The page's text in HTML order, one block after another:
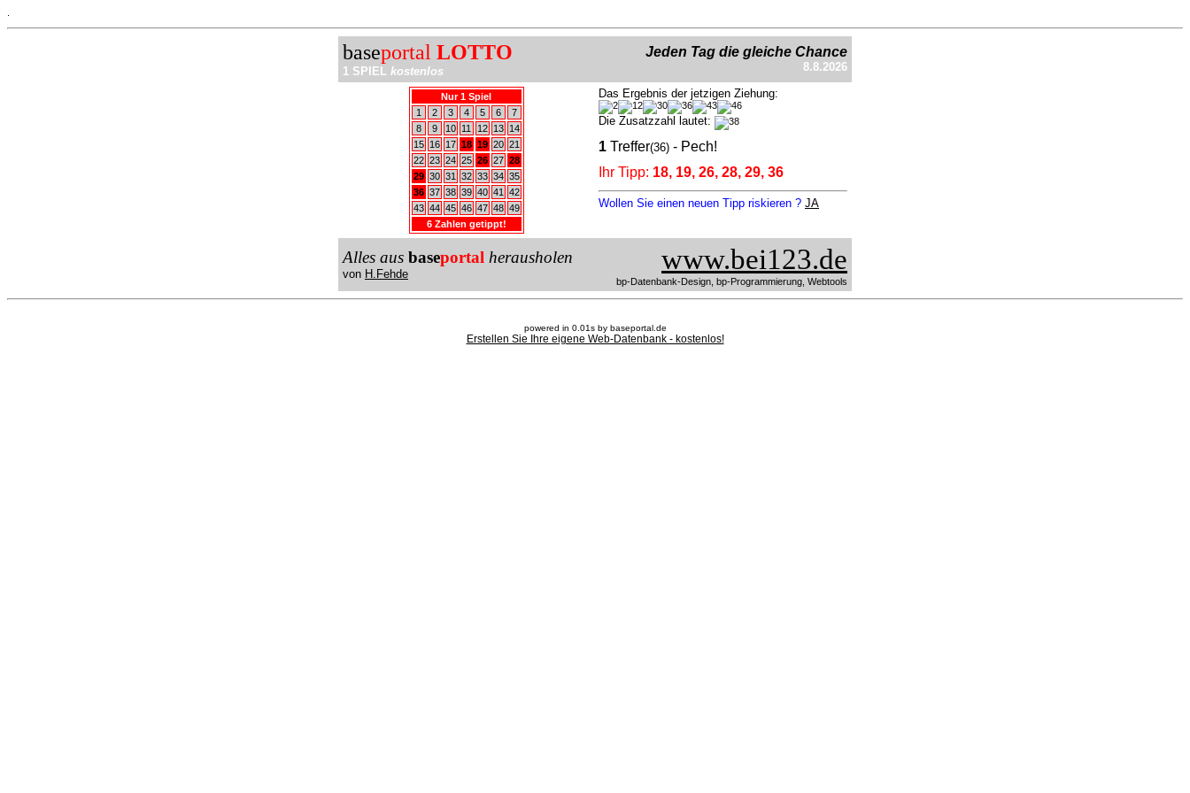
baseportal LOTTO
1 SPIEL kostenlos
Jeden Tag die gleiche Chance
8.8.2026
Nur 1 Spiel
1
2 3 4 5 6
7
8
9 10 11 12 13
14
15
16 17 18 19 20 21
22 23 24 25 26 27 28
29 30 31 32 33 34 35
36 37 38 39 40 41
42
43 44 45 46 47 48 49
6 Zahlen getippt!
Das Ergebnis der jetzigen Ziehung:
Die Zusatzzahl lautet:
1 Treffer(36) - Pech!
Ihr Tipp: 18, 19, 26, 28, 29, 36
Wollen Sie einen neuen Tipp riskieren ? JA
Alles aus baseportal herausholen
von H.Fehde www.bei123.de
bp-Datenbank-Design, bp-Programmierung, Webtools
powered in 0.01s by baseportal.de
Erstellen Sie Ihre eigene Web-Datenbank - kostenlos!